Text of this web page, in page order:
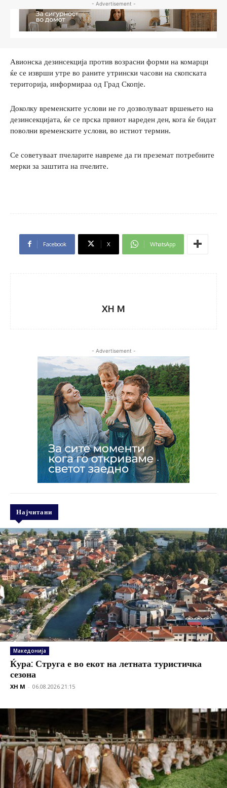
- Advertisement -
Авионска дезинсекција против возрасни форми на комарци
ќе се изврши утре во раните утрински часови на скопската
територија, информираа од Град Скопје.
Доколку временските услови не го дозволуваат вршењето на
дезинсекцијата, ќе се прска првиот нареден ден, кога ќе бидат
поволни временските услови, во истиот термин.
Се советуваат пчеларите навреме да ги преземат потребните
мерки за заштита на пчелите.
Facebook X WhatsApp
XH M
- Advertisement -
Најчитани
Македонија
Ќура: Струга е во екот на летната туристичка
сезона
XH M - 06.08.2026 21:15